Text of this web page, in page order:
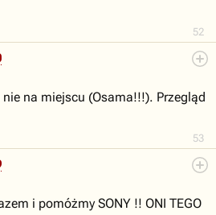
52
53
na miejscu (Osama!!!). Przegląd
i pomóżmy SONY !! ONI TEGO